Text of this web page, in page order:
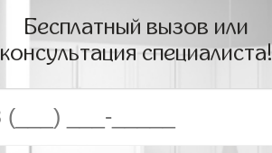
Бесплатный вызов или
консультация специалиста!